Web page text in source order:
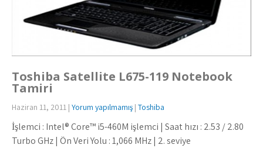
Toshiba Satellite L675-119 Notebook
Tamiri
Haziran 11, 2011 | Yorum yapılmamış | Toshiba
İşlemci : Intel® Core™ i5-460M işlemci | Saat hızı : 2.53 / 2.80
Turbo GHz | Ön Veri Yolu : 1,066 MHz | 2. seviye